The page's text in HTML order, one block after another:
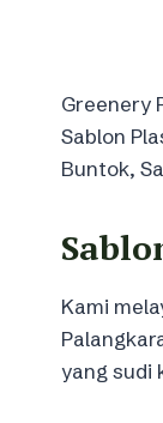
Greenery
Sablon
Buntok,
Kami
yang sudi